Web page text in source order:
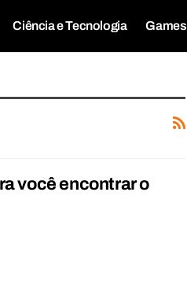
Ciência e Tecnologia Games
você encontrar o